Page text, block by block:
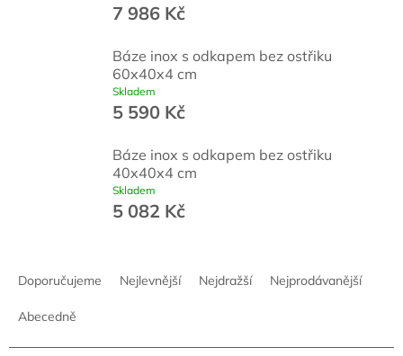
7 986 Kč
Báze inox s odkapem bez ostřiku
60x40x4 cm
Skladem
5 590 Kč
Báze inox s odkapem bez ostřiku
40x40x4 cm
Skladem
5 082 Kč
Doporučujeme Nejlevnější Nejdražší Nejprodávanější
Abecedně